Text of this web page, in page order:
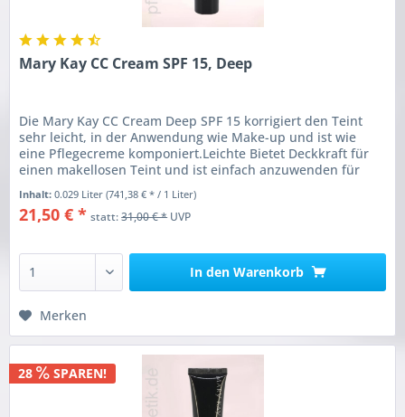
Mary Kay CC Cream SPF 15, Deep
Die Mary Kay CC Cream Deep SPF 15 korrigiert den Teint
sehr leicht, in der Anwendung wie Make-up und ist wie
eine Pflegecreme komponiert.Leichte Bietet Deckkraft für
einen makellosen Teint und ist einfach anzuwenden für
einen natürlichen...
Inhalt:0.029 Liter(741,38 € * / 1 Liter)
21,50 € * statt:31,00 € *UVP
In den Warenkorb
Merken
28 SPAREN!